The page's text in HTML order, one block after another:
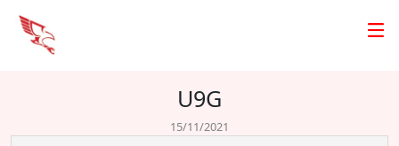
U9G
15/11/2021